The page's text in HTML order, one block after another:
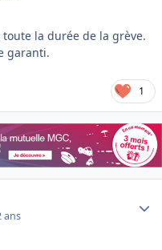
la durée de la grève.
garanti.
1
ans